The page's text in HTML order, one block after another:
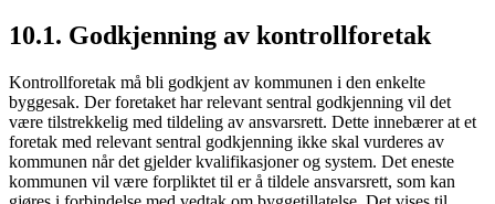
10.1. Godkjenning av kontrollforetak
Kontrollforetak må bli godkjent av kommunen i den enkelte
byggesak. Der foretaket har relevant sentral godkjenning vil det
være tilstrekkelig med tildeling av ansvarsrett. Dette innebærer at et
foretak med relevant sentral godkjenning ikke skal vurderes av
kommunen når det gjelder kvalifikasjoner og system. Det eneste
kommunen vil være forpliktet til er å tildele ansvarsrett, som kan